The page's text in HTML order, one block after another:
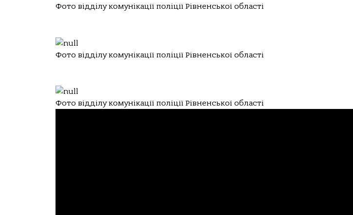
Фото відділу комунікації поліції Рівненської області
Фото відділу комунікації поліції Рівненської області
Фото відділу комунікації поліції Рівненської області